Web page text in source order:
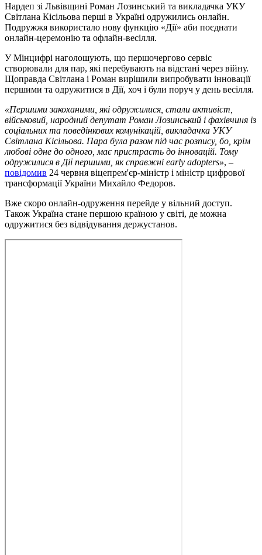
Нардеп зі Львівщині Роман Лозинський та викладачка УКУ
Світлана Кісільова перші в Україні одружились онлайн.
Подружжя використало нову функцію «Дії» аби поєднати
онлайн-церемонію та офлайн-весілля.
У Мінцифрі наголошують, що першочергово сервіс
створювали для пар, які перебувають на відстані через війну.
Щоправда Світлана і Роман вирішили випробувати інновації
першими та одружитися в Дії, хоч і були поруч у день весілля.
«Першими закоханими, які одружилися, стали активіст,
військовий, народний депутат Роман Лозинський і фахівчиня із
соціальних та поведінкових комунікацій, викладачка УКУ
Світлана Кісільова. Пара була разом під час розпису, бо, крім
любові одне до одного, має пристрасть до інновацій. Тому
одружилися в Дії першими, як справжні early adopters», –
повідомив 24 червня віцепрем'єр-міністр і міністр цифрової
трансформації України Михайло Федоров.
Вже скоро онлайн-одруження перейде у вільний доступ.
Також Україна стане першою країною у світі, де можна
одружитися без відвідування держустанов.